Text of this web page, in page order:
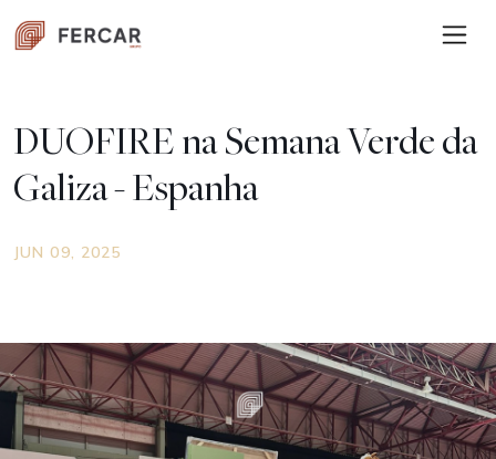
DUOFIRE na Semana Verde da
Galiza - Espanha
JUN 09, 2025